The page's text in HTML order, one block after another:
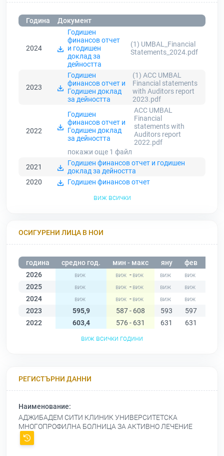
Година Документ
2024
Годишен
финансов отчет
и годишен
доклад за
дейността
(1) UMBAL_Financial
Statements_2024.pdf
2023
Годишен
финансов отчет и
Годишен доклад
за дейността
(1) ACC UMBAL
Financial statements
with Auditors report
2023.pdf
2022
Годишен
финансов отчет и
Годишен доклад
за дейността
ACC UMBAL
Financial
statements with
Auditors report
2022.pdf
покажи още 1 файл
2021
Годишен финансов отчет и годишен
доклад за дейността
2020
Годишен финансов отчет
виж всички
ОСИГУРЕНИ ЛИЦА В НОИ
година средно год. мин - макс яну фев
2026
-
2025
-
2024
-
2023
595,9 587 - 608 593 597
2022
603,4 576 - 631 631 631
виж всички години
РЕГИСТЪРНИ ДАННИ
Наименование:
АДЖИБАДЕМ СИТИ КЛИНИК УНИВЕРСИТЕТСКА
МНОГОПРОФИЛНА БОЛНИЦА ЗА АКТИВНО ЛЕЧЕНИЕ